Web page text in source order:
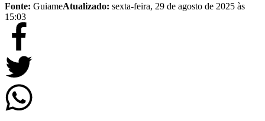
Fonte: GuiameAtualizado: sexta-feira, 29 de agosto de 2025 às
15:03